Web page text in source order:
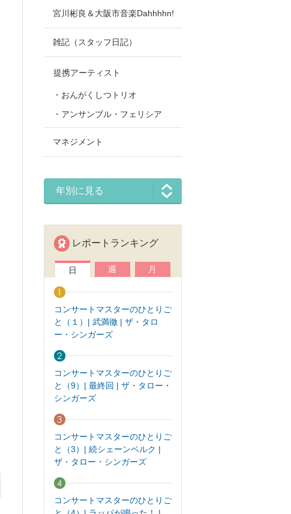
宮川彬良＆大阪市音楽Dahhhhn!
雑記（スタッフ日記）
提携アーティスト
・おんがくしつトリオ
・アンサンブル・フェリシア
マネジメント
年別に見る
レポートランキング
日 週 月
コンサートマスターのひとりご
と（１）| 武満徹 | ザ・タロ
ー・シンガーズ
コンサートマスターのひとりご
と（9）| 最終回 | ザ・タロー・
シンガーズ
コンサートマスターのひとりご
と（3）| 続シェーンベルク |
ザ・タロー・シンガーズ
コンサートマスターのひとりご